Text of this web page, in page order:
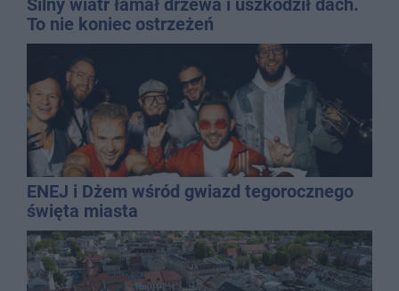
Silny wiatr łamał drzewa i uszkodził dach.
To nie koniec ostrzeżeń
ENEJ i Dżem wśród gwiazd tegorocznego
święta miasta